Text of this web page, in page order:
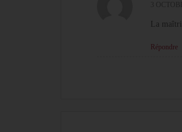
3
La
Répondre